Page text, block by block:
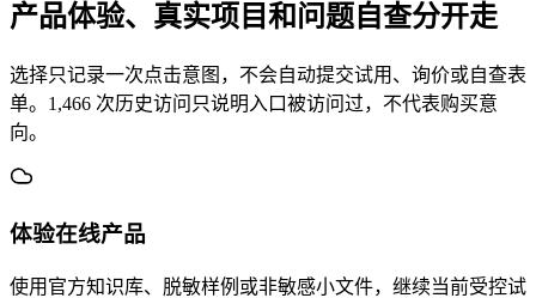
产品体验、真实项目和问题自查分开走
选择只记录一次点击意图，不会自动提交试用、询价或自查表
单。1,466 次历史访问只说明入口被访问过，不代表购买意
向。
体验在线产品
使用官方知识库、脱敏样例或非敏感小文件，继续当前受控试